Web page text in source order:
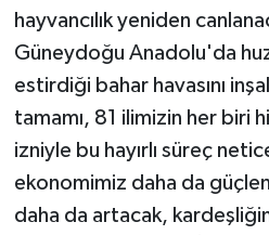
hayvancılık yeniden
Güneydoğu Anadolu'da
estirdiği bahar havasını
tamamı, 81 ilimizin her biri
izniyle bu hayırlı süreç
ekonomimiz daha da
daha da artacak,